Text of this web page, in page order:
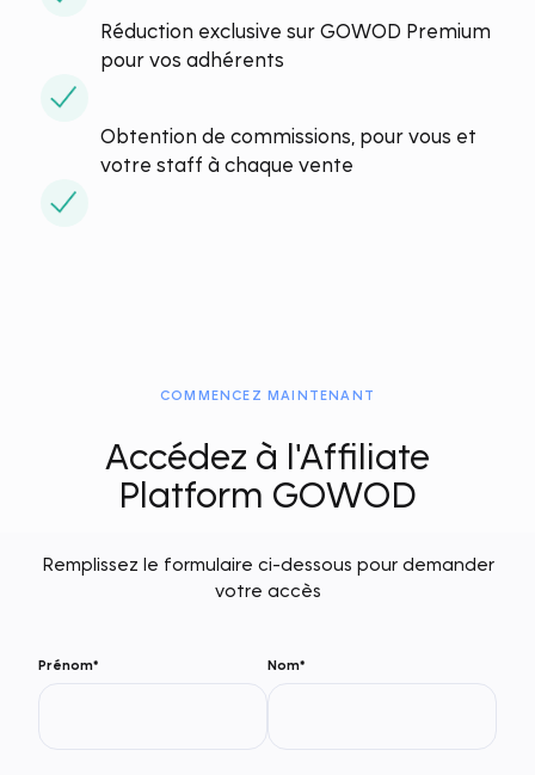
Réduction exclusive sur GOWOD Premium
pour vos adhérents
Obtention de commissions, pour vous et
votre staff à chaque vente
COMMENCEZ MAINTENANT
Accédez à l'Affiliate
Platform GOWOD
Remplissez le formulaire ci-dessous pour demander
votre accès
Prénom* Nom*